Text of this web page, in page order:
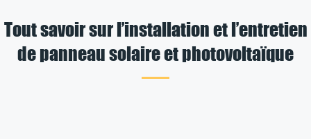
Tout savoir sur l’installation et l’entretien
de panneau solaire et photovoltaïque